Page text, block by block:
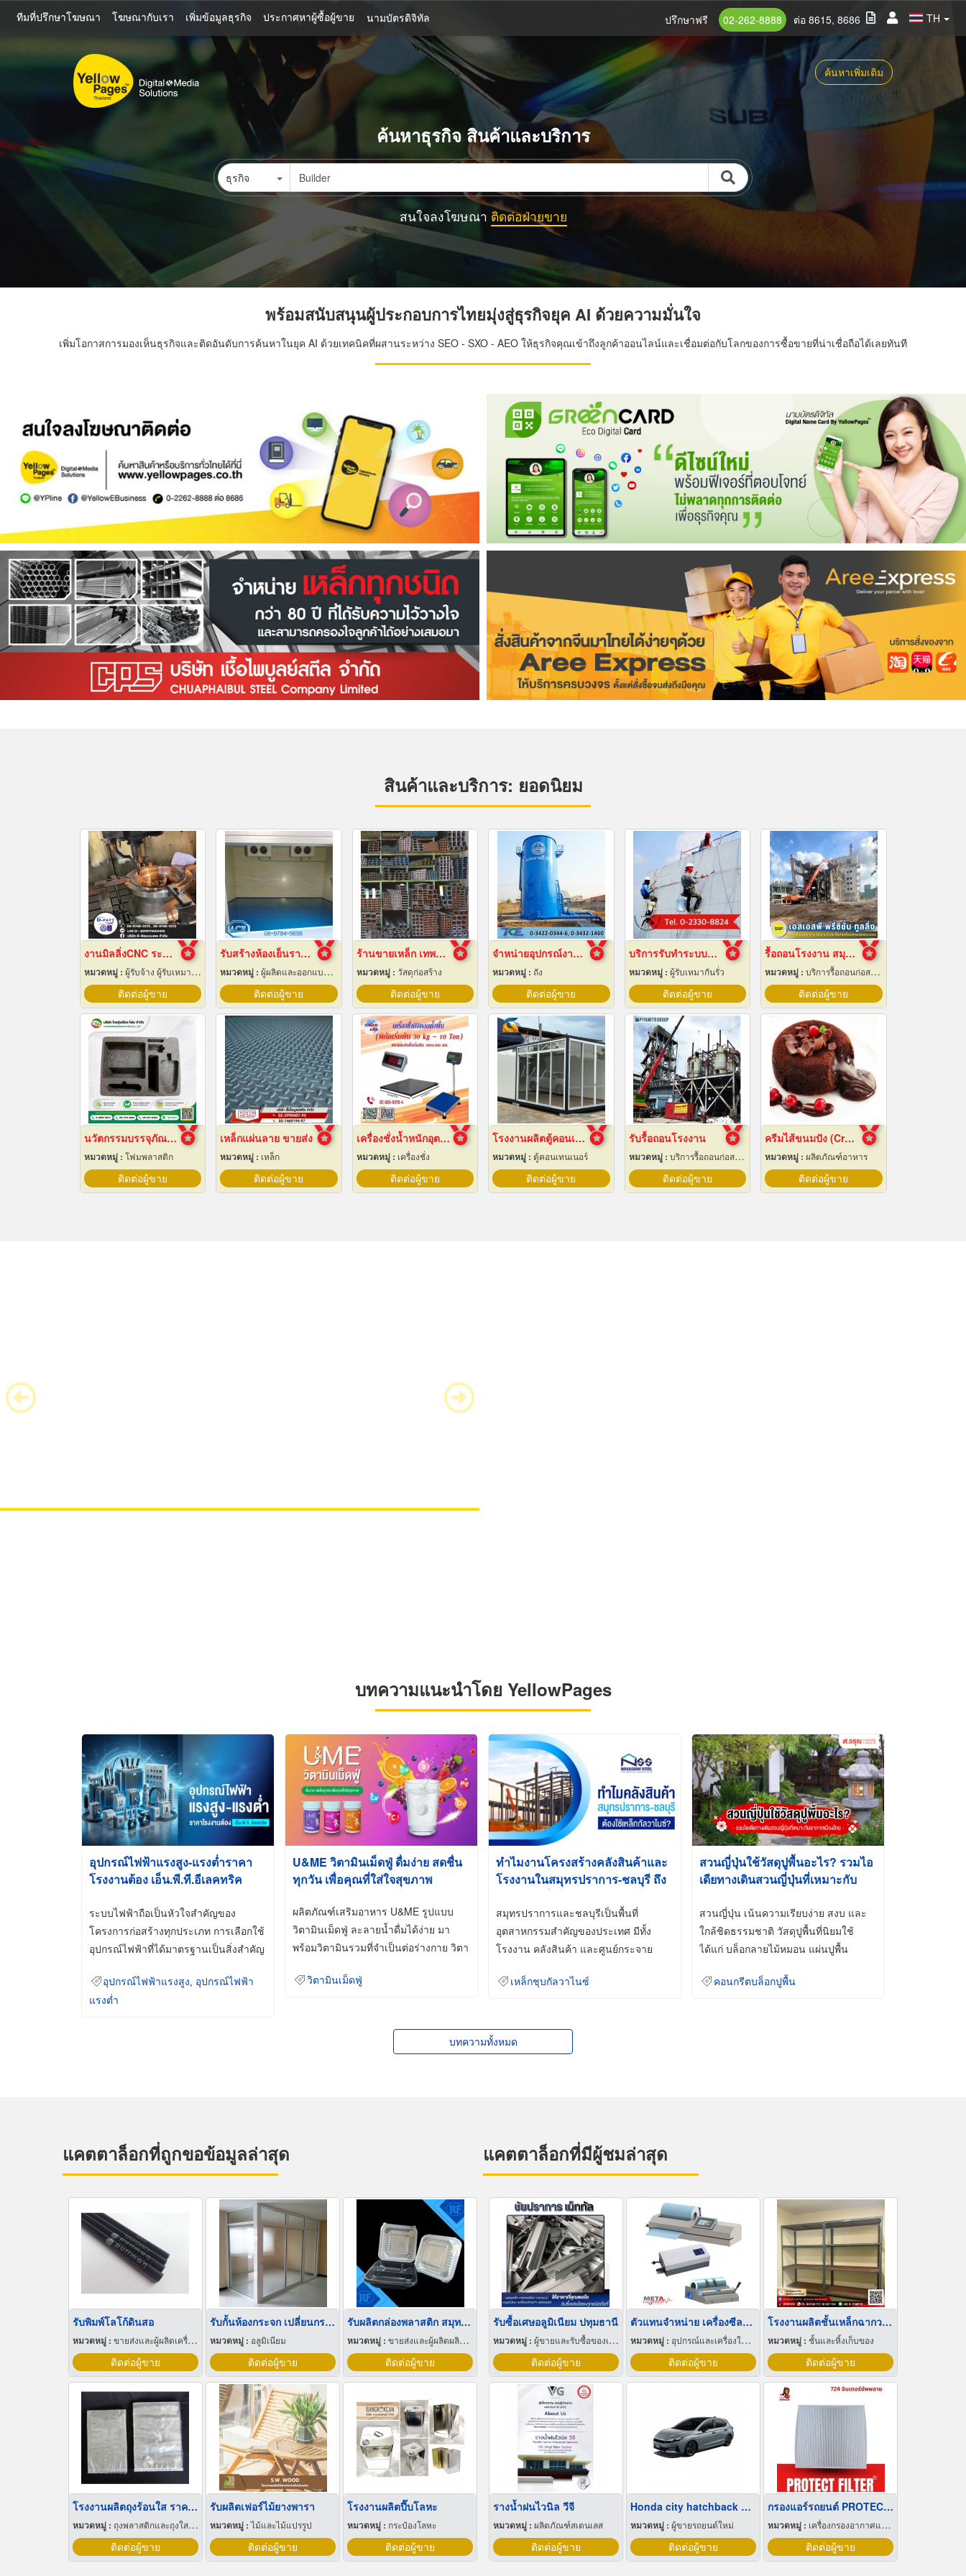
เนื้อหา
ทีมที่ปรึกษาโฆษณา โฆษณากับเรา เพิ่มข้อมูลธุรกิจ ประกาศหาผู้ซื้อผู้ขาย นามบัตรดิจิทัล TH
ปรึกษาฟรี 02-262-8888 ต่อ 8615, 8686
ค้นหาเพิ่มเติม
ค้นหาธุรกิจ สินค้าและบริการ
ธุรกิจ
สนใจลงโฆษณา ติดต่อฝ่ายขาย
พร้อมสนับสนุนผู้ประกอบการไทยมุ่งสู่ธุรกิจยุค AI ด้วยความมั่นใจ
เพิ่มโอกาสการมองเห็นธุรกิจและติดอันดับการค้นหาในยุค AI ด้วยเทคนิคที่ผสานระหว่าง SEO - SXO - AEO ให้ธุรกิจคุณเข้าถึงลูกค้าออนไลน์และเชื่อมต่อกับโลกของการซื้อขายที่น่าเชื่อถือได้เลยทันที
สินค้าและบริการ: ยอดนิยม
งานมิลลิ่งCNC ระยอง
หมวดหมู่ : ผู้รับจ้าง ผู้รับเหมากลึง
ติดต่อผู้ขาย
รับสร้างห้องเย็นราคาถูก
หมวดหมู่ : ผู้ผลิตและออกแบบติดตั้งห้องเย็น
ติดต่อผู้ขาย
ร้านขายเหล็ก เทพารักษ์
หมวดหมู่ : วัสดุก่อสร้าง
ติดต่อผู้ขาย
จำหน่ายอุปกรณ์งานระบบประปา
หมวดหมู่ : ถัง
ติดต่อผู้ขาย
บริการรับทำระบบกันซึม
หมวดหมู่ : ผู้รับเหมากันรั่ว
ติดต่อผู้ขาย
รื้อถอนโรงงาน สมุทรปราการ
หมวดหมู่ : บริการรื้อถอนก่อสร้าง
ติดต่อผู้ขาย
นวัตกรรมบรรจุภัณฑ์ Epe Foam
หมวดหมู่ : โฟมพลาสติก
ติดต่อผู้ขาย
เหล็กแผ่นลาย ขายส่ง
หมวดหมู่ : เหล็ก
ติดต่อผู้ขาย
เครื่องชั่งน้ำหนักอุตสาหกรรม
หมวดหมู่ : เครื่องชั่ง
ติดต่อผู้ขาย
โรงงานผลิตตู้คอนเทนเนอร์น็อคดาวน์
หมวดหมู่ : ตู้คอนเทนเนอร์
ติดต่อผู้ขาย
รับรื้อถอนโรงงาน
หมวดหมู่ : บริการรื้อถอนก่อสร้าง
ติดต่อผู้ขาย
ครีมไส้ขนมปัง (Cream fillings for bread)
หมวดหมู่ : ผลิตภัณฑ์อาหาร
ติดต่อผู้ขาย
บทความแนะนำโดย YellowPages
อุปกรณ์ไฟฟ้าแรงสูง-แรงต่ำราคา
โรงงานต้อง เอ็น.พี.ที.อีเลคทริค
ระบบไฟฟ้าถือเป็นหัวใจสำคัญของ
โครงการก่อสร้างทุกประเภท การเลือกใช้
อุปกรณ์ไฟฟ้าที่ได้มาตรฐานเป็นสิ่งสำคัญ
อุปกรณ์ไฟฟ้าแรงสูง
อุปกรณ์ไฟฟ้า
แรงต่ำ
U&ME วิตามินเม็ดฟู่ ดื่มง่าย สดชื่น
ทุกวัน เพื่อคุณที่ใส่ใจสุขภาพ
ผลิตภัณฑ์เสริมอาหาร U&ME รูปแบบ
วิตามินเม็ดฟู่ ละลายน้ำดื่มได้ง่าย มา
พร้อมวิตามินรวมที่จำเป็นต่อร่างกาย วิตา
วิตามินเม็ดฟู่
ทำไมงานโครงสร้างคลังสินค้าและ
โรงงานในสมุทรปราการ-ชลบุรี ถึง
Galvanized)
สมุทรปราการและชลบุรีเป็นพื้นที่
อุตสาหกรรมสำคัญของประเทศ มีทั้ง
โรงงาน คลังสินค้า และศูนย์กระจาย
เหล็กชุบกัลวาไนซ์
สวนญี่ปุ่นใช้วัสดุปูพื้นอะไร? รวมไอ
เดียทางเดินสวนญี่ปุ่นที่เหมาะกับ
สวนญี่ปุ่น เน้นความเรียบง่าย สงบ และ
ใกล้ชิดธรรมชาติ วัสดุปูพื้นที่นิยมใช้
ได้แก่ บล็อกลายไม้หมอน แผ่นปูพื้น
คอนกรีตบล็อกปูพื้น
บทความทั้งหมด
แคตตาล็อกที่ถูกขอข้อมูลล่าสุด
รับพิมพ์โลโก้ดินสอ
หมวดหมู่ : ขายส่งและผู้ผลิตเครื่องเขียน
ติดต่อผู้ขาย
รับกั้นห้องกระจก เปลี่ยนกระจกแตก กรุงเทพ
หมวดหมู่ : อลูมิเนียม
ติดต่อผู้ขาย
รับผลิตกล่องพลาสติก สมุทรสาคร
หมวดหมู่ :ขายส่งและผู้ผลิตผลิตภัณฑ์พิเศษพลาสติก
ติดต่อผู้ขาย
โรงงานผลิตถุงร้อนใส ราคาส่ง
หมวดหมู่ : ถุงพลาสติกและถุงใสโปร่ง
ติดต่อผู้ขาย
รับผลิตเฟอร์ไม้ยางพารา
หมวดหมู่ :ไม้และไม้แปรรูป
ติดต่อผู้ขาย
โรงงานผลิตปี๊บโลหะ
หมวดหมู่ : กระป๋องโลหะ
ติดต่อผู้ขาย
แคตตาล็อกที่มีผู้ชมล่าสุด
รับซื้อเศษอลูมิเนียม ปทุมธานี
หมวดหมู่ : ผู้ขายและรับซื้อของเก่าและเศษเหล็ก
ติดต่อผู้ขาย
ตัวแทนจำหน่าย เครื่องซีลถุงสเตอร์ไรด์
หมวดหมู่ : อุปกรณ์และเครื่องใช้แพทย์และศัลยแพทย์
ติดต่อผู้ขาย
โรงงานผลิตชั้นเหล็กฉากวางสินค้าเก็บของ
หมวดหมู่ : ชั้นและหิ้งเก็บของ
ติดต่อผู้ขาย
รางน้ำฝนไวนิล วีจี
หมวดหมู่ : ผลิตภัณฑ์สเตนเลส
ติดต่อผู้ขาย
Honda city hatchback e:HEV โปรโมชั่น
หมวดหมู่ : ผู้ขายรถยนต์ใหม่
ติดต่อผู้ขาย
กรองแอร์รถยนต์ PROTECT FILTER
หมวดหมู่ : เครื่องกรองอากาศและแก๊ส
ติดต่อผู้ขาย